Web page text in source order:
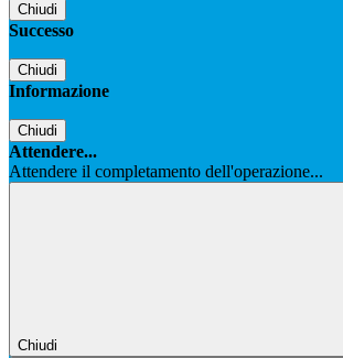
Chiudi
Successo
Chiudi
Informazione
Chiudi
Attendere...
Attendere il completamento dell'operazione...
Chiudi